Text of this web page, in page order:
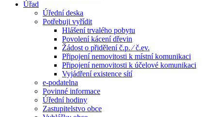
Úřad
Úřední deska
Potřebuji vyřídit
Hlášení trvalého pobytu
Povolení kácení dřevin
Žádost o přidělení č.p. ⁄ č.ev.
Připojení nemovitosti k místní komunikaci
Připojení nemovitosti k účelové komunikaci
Vyjádření existence sítí
e-podatelna
Povinné informace
Úřední hodiny
Zastupitelstvo obce